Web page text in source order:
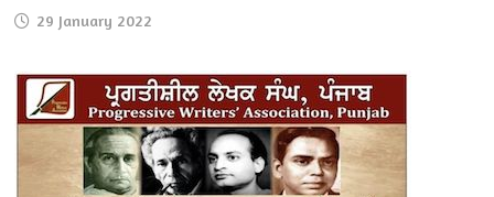
29 January 2022